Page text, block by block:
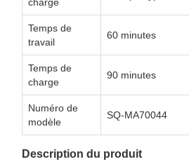
Temps de
travail
60 minutes
Temps de
charge
90 minutes
Numéro de
modèle
SQ-MA70044
Description du produit